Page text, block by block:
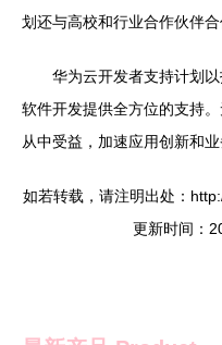
划还与高校和行业合作伙伴
华为云开发者支持计划
软件开发提供全方位的支持
从中受益，加速应用创新和业
如若转载，请注明出处：
更新时间：